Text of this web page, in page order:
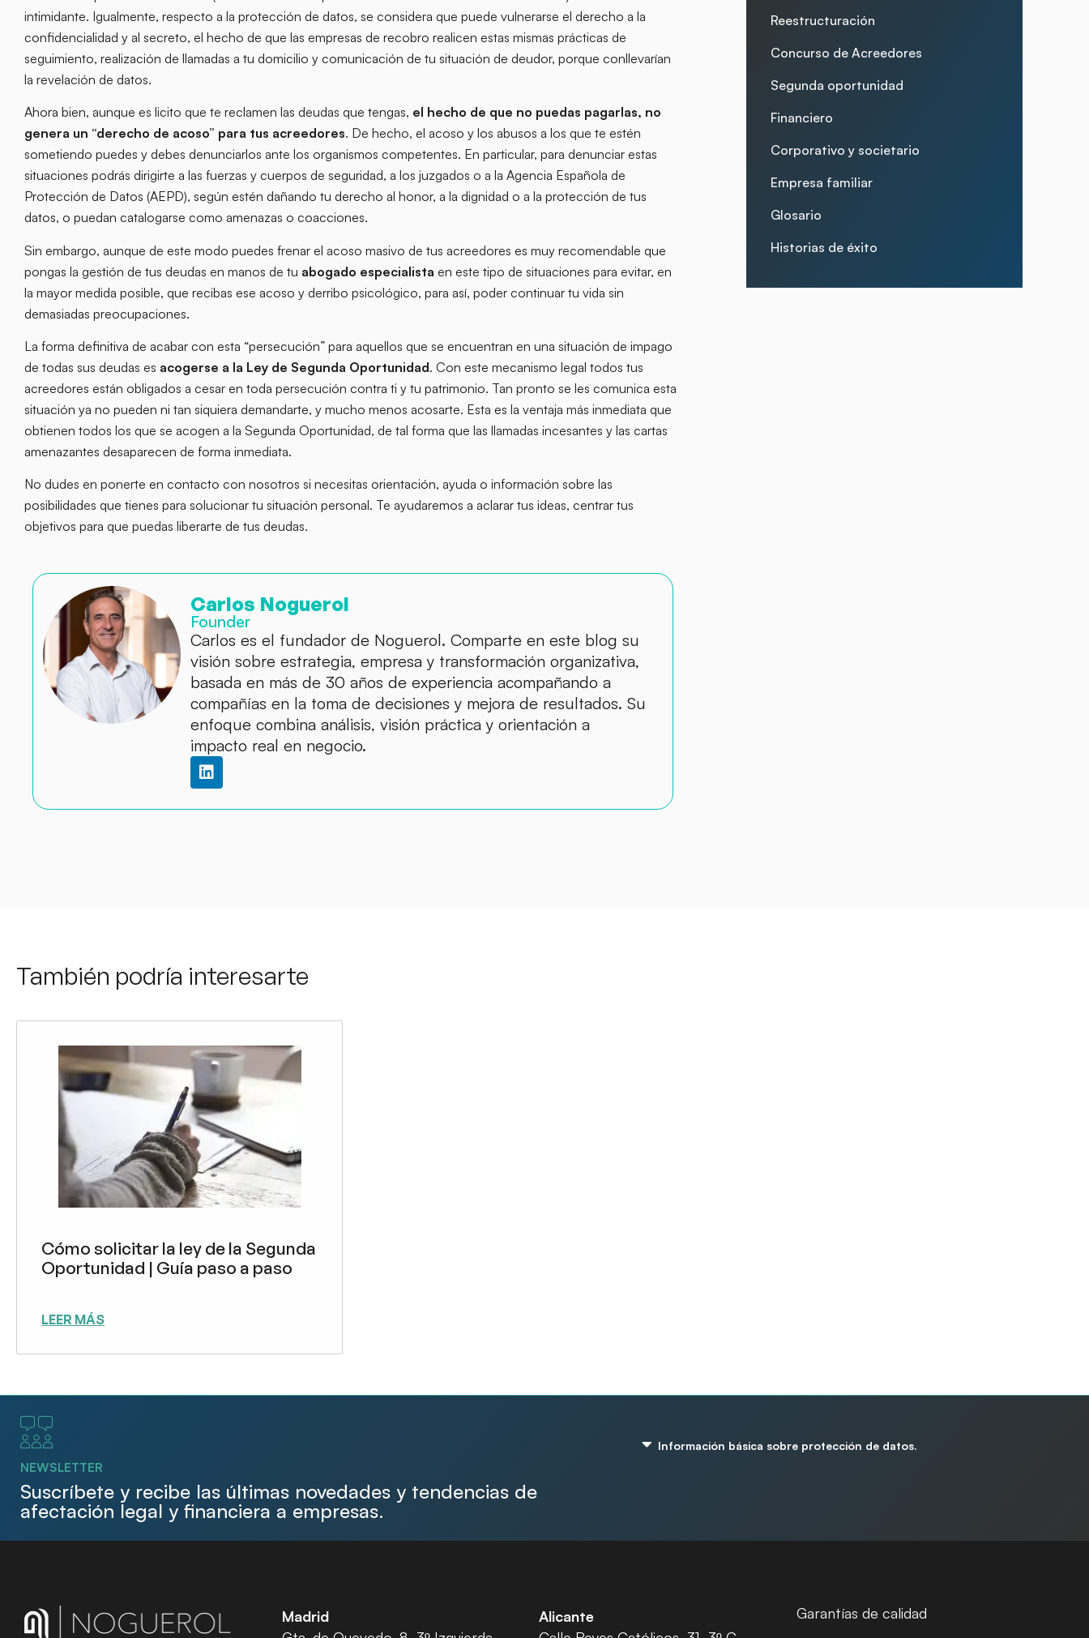
intimidante. Igualmente, respecto a la protección de datos, se considera que puede vulnerarse el derecho a la
confidencialidad y al secreto, el hecho de que las empresas de recobro realicen estas mismas prácticas de
seguimiento, realización de llamadas a tu domicilio y comunicación de tu situación de deudor, porque conllevarían
la revelación de datos.
Ahora bien, aunque es licito que te reclamen las deudas que tengas, el hecho de que no puedas pagarlas, no
genera un “derecho de acoso” para tus acreedores. De hecho, el acoso y los abusos a los que te estén
sometiendo puedes y debes denunciarlos ante los organismos competentes. En particular, para denunciar estas
situaciones podrás dirigirte a las fuerzas y cuerpos de seguridad, a los juzgados o a la Agencia Española de
Protección de Datos (AEPD), según estén dañando tu derecho al honor, a la dignidad o a la protección de tus
datos, o puedan catalogarse como amenazas o coacciones.
Sin embargo, aunque de este modo puedes frenar el acoso masivo de tus acreedores es muy recomendable que
pongas la gestión de tus deudas en manos de tu abogado especialista en este tipo de situaciones para evitar, en
la mayor medida posible, que recibas ese acoso y derribo psicológico, para así, poder continuar tu vida sin
demasiadas preocupaciones.
La forma definitiva de acabar con esta “persecución” para aquellos que se encuentran en una situación de impago
de todas sus deudas es acogerse a la Ley de Segunda Oportunidad. Con este mecanismo legal todos tus
acreedores están obligados a cesar en toda persecución contra ti y tu patrimonio. Tan pronto se les comunica esta
situación ya no pueden ni tan siquiera demandarte, y mucho menos acosarte. Esta es la ventaja más inmediata que
obtienen todos los que se acogen a la Segunda Oportunidad, de tal forma que las llamadas incesantes y las cartas
amenazantes desaparecen de forma inmediata.
No dudes en ponerte en contacto con nosotros si necesitas orientación, ayuda o información sobre las
posibilidades que tienes para solucionar tu situación personal. Te ayudaremos a aclarar tus ideas, centrar tus
objetivos para que puedas liberarte de tus deudas.
Carlos Noguerol
Founder
Carlos es el fundador de Noguerol. Comparte en este blog su
visión sobre estrategia, empresa y transformación organizativa,
basada en más de 30 años de experiencia acompañando a
compañías en la toma de decisiones y mejora de resultados. Su
enfoque combina análisis, visión práctica y orientación a
impacto real en negocio.
Reestructuración
Concurso de Acreedores
Segunda oportunidad
Financiero
Corporativo y societario
Empresa familiar
Glosario
Historias de éxito
También podría interesarte
Cómo solicitar la ley de la Segunda
Oportunidad | Guía paso a paso
LEER MÁS
NEWSLETTER
Suscríbete y recibe las últimas novedades y tendencias de
afectación legal y financiera a empresas.
Información básica sobre protección de datos.
Madrid
Alicante
Garantías de calidad